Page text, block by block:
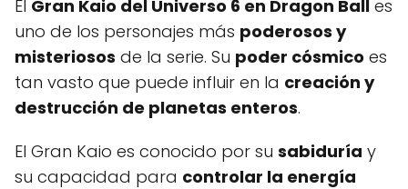
El Gran Kaio del Universo 6 en Dragon Ball
es
uno de los personajes más poderosos y
misteriosos de la serie. Su poder cósmico es
tan vasto que puede influir en la creación y
destrucción de planetas enteros.
El Gran Kaio es conocido por su sabiduría y
su capacidad para controlar la energía